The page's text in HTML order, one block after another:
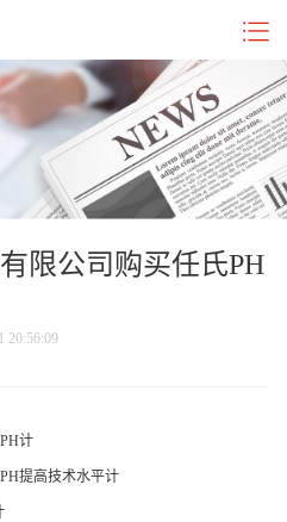
限公司购买任氏PH
计
提高技术水平计